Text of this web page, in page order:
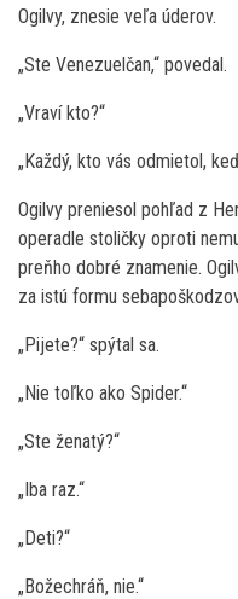
Ogilvy, znesie veľa úderov.
„Ste Venezuelčan,“ povedal.
„Vraví kto?“
„Každý, kto vás odmietol,
Ogilvy preniesol pohľad z
operadle stoličky oproti
preňho dobré znamenie.
za istú formu
„Pijete?“ spýtal sa.
„Nie toľko ako Spider.“
„Ste ženatý?“
„Iba raz.“
„Deti?“
„Božechráň, nie.“